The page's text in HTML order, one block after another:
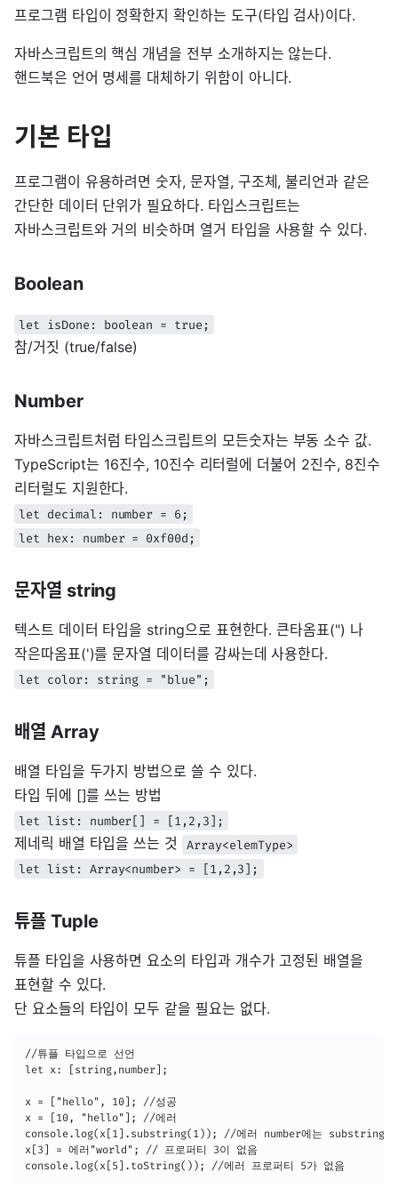
프로그램 타입이 정확한지 확인하는 도구(타입 검사)이다.
자바스크립트의 핵심 개념을 전부 소개하지는 않는다.
핸드북은 언어 명세를 대체하기 위함이 아니다.
기본 타입
프로그램이 유용하려면 숫자, 문자열, 구조체, 불리언과 같은
간단한 데이터 단위가 필요하다. 타입스크립트는
자바스크립트와 거의 비슷하며 열거 타입을 사용할 수 있다.
Boolean
let isDone: boolean = true;
참/거짓 (true/false)
Number
자바스크립트처럼 타입스크립트의 모든숫자는 부동 소수 값.
TypeScript는 16진수, 10진수 리터럴에 더불어 2진수, 8진수
리터럴도 지원한다.
let decimal: number = 6;
let hex: number = 0xf00d;
문자열 string
텍스트 데이터 타입을 string으로 표현한다. 큰타옴표(") 나
작은따옴표(')를 문자열 데이터를 감싸는데 사용한다.
let color: string = "blue";
배열 Array
배열 타입을 두가지 방법으로 쓸 수 있다.
타입 뒤에 []를 쓰는 방법
let list: number[] = [1,2,3];
제네릭 배열 타입을 쓰는 것
Array<elemType>
let list: Array<number> = [1,2,3];
튜플 Tuple
튜플 타입을 사용하면 요소의 타입과 개수가 고정된 배열을
표현할 수 있다.
단 요소들의 타입이 모두 같을 필요는 없다.
//튜플 타입으로 선언
let x: [string,number];
x = ["hello", 10]; //성공
x = [10, "hello"]; //에러
console.log(x[1].substring(1)); //에러 number에는 substring이
x[3] = 에러"world"; // 프로퍼티 3이 없음
console.log(x[5].toString()); //에러 프로퍼티 5가 없음